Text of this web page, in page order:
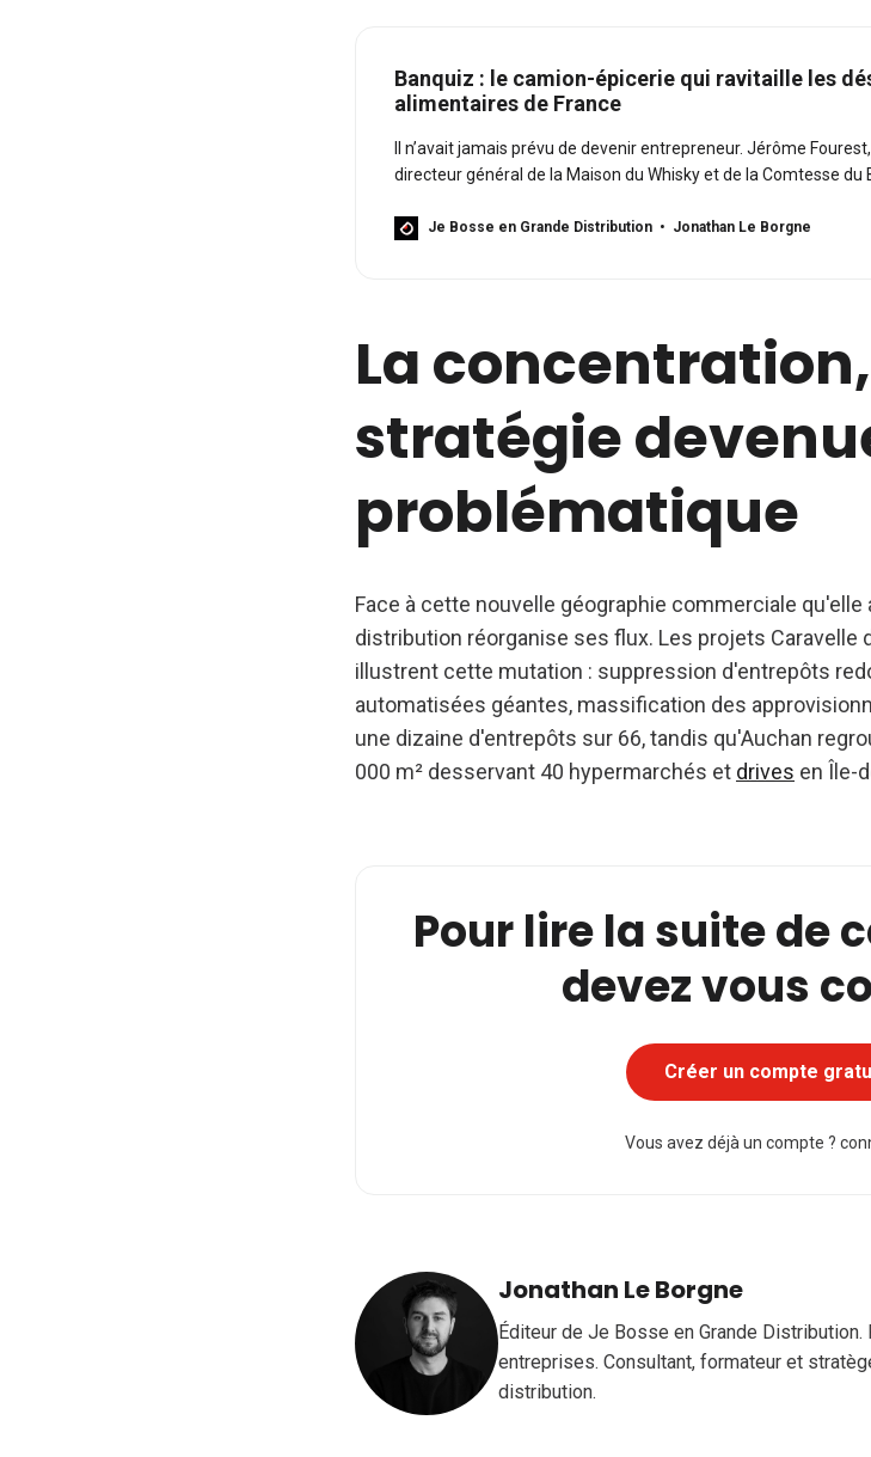
Banquiz : le camion-épicerie qui ravitaille les
alimentaires de France
Il n’avait jamais prévu de devenir entrepreneur. Jérôme
directeur général de la Maison du Whisky et de la Comtesse du
a changé sa trajectoire. « Elle m’a dit, vous êtes fait
Je Bosse en Grande Distribution Jonathan Le Borgne
La
stratégie
problématique
Face à cette nouvelle géographie commerciale qu'elle
distribution réorganise ses flux. Les projets Caravelle
illustrent cette mutation : suppression d'entrepôts
automatisées géantes, massification des
une dizaine d'entrepôts sur 66, tandis qu'Auchan
000 m² desservant 40 hypermarchés et drives en Île-
Pour lire la suite de
devez vous
Créer un compte
Vous avez déjà un compte ?
Jonathan Le Borgne
Éditeur de Je Bosse en Grande
entreprises. Consultant, formateur et
distribution.